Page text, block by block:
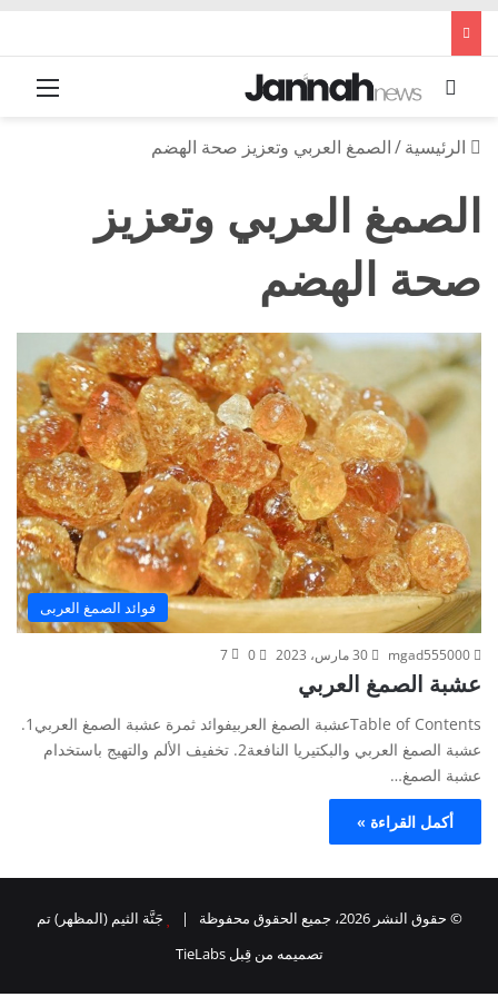
بحث عن
الرئيسية/الصمغ العربي وتعزيز صحة الهضم
الصمغ العربي وتعزيز
صحة الهضم
فوائد الصمغ العربى
mgad555000 30 مارس، 2023 0
7
عشبة الصمغ العربي
Table of Contentsعشبة الصمغ العربيفوائد ثمرة عشبة الصمغ العربي1.
عشبة الصمغ العربي والبكتيريا النافعة2. تخفيف الألم والتهيج باستخدام
عشبة الصمغ…
أكمل القراءة »
© حقوق النشر 2026، جميع الحقوق محفوظة |
جَنَّة الثيم (المظهر) تم
تصميمه من قِبل TieLabs